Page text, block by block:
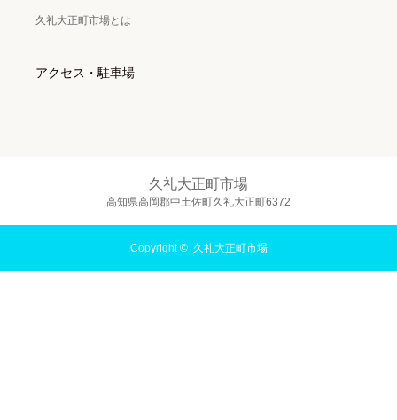
久礼大正町市場とは
アクセス・駐車場
久礼大正町市場
高知県高岡郡中土佐町久礼大正町6372
Copyright © 久礼大正町市場